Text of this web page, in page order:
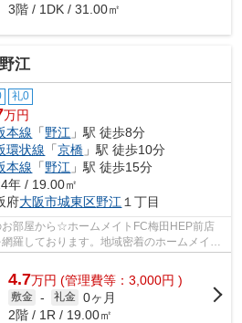
3階 / 1DK / 31.00㎡
江
礼0
万円
本線 「野江 」駅 徒歩8分
環状線 「京橋 」駅 徒歩10分
本線 「野江 」駅 徒歩15分
年 / 19.00㎡
府大阪市城東区野江 １丁目
部屋から☆ホームメイトFC梅田HEP前店
羅しております。地域密着のホームメイト
4.7万円 (管理費等：3,000円 )
敷金 - 礼金 0ヶ月
2階 / 1R / 19.00㎡